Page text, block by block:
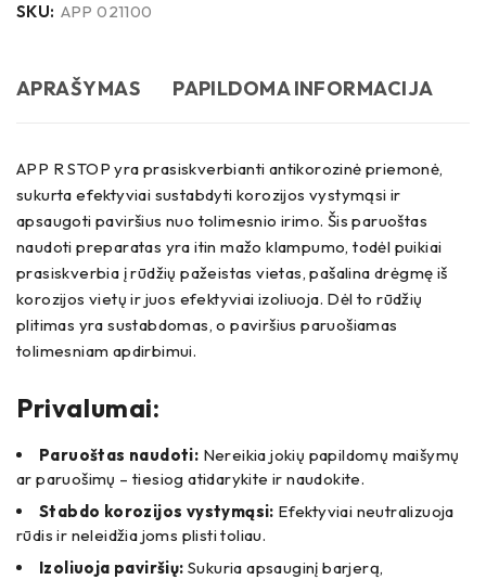
SKU: APP 021100
APRAŠYMAS PAPILDOMA INFORMACIJA
APP R STOP yra prasiskverbianti antikorozinė priemonė,
sukurta efektyviai sustabdyti korozijos vystymąsi ir
apsaugoti paviršius nuo tolimesnio irimo. Šis paruoštas
naudoti preparatas yra itin mažo klampumo, todėl puikiai
prasiskverbia į rūdžių pažeistas vietas, pašalina drėgmę iš
korozijos vietų ir juos efektyviai izoliuoja. Dėl to rūdžių
plitimas yra sustabdomas, o paviršius paruošiamas
tolimesniam apdirbimui.
Privalumai:
Paruoštas naudoti: Nereikia jokių papildomų maišymų
ar paruošimų – tiesiog atidarykite ir naudokite.
Stabdo korozijos vystymąsi: Efektyviai neutralizuoja
rūdis ir neleidžia joms plisti toliau.
Izoliuoja paviršių: Sukuria apsauginį barjerą,